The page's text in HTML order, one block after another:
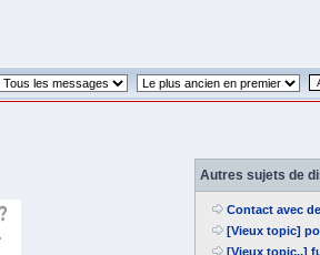
Autres sujets de
Contact avec
[Vieux topic]
[Vieux topic..]